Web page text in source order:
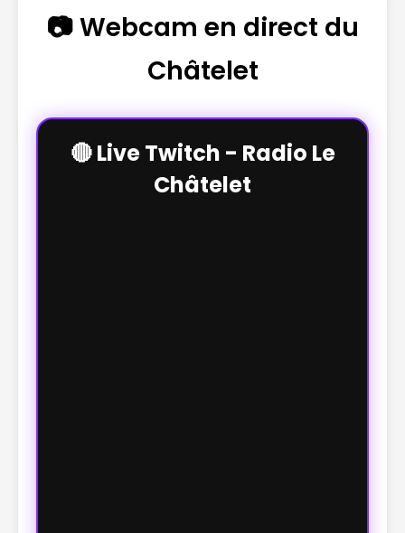
📷 Webcam en direct du
Châtelet
🔴 Live Twitch - Radio Le
Châtelet